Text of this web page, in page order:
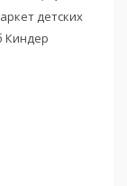
детских
Киндер